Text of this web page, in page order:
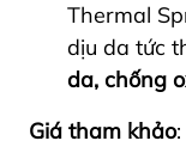
Thermal
dịu da tức
da, chống
Giá tham khảo